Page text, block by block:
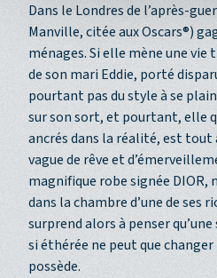
Dans le Londres de l’après-
Manville, citée aux Oscars®)
ménages. Si elle mène une
de son mari Eddie, porté
pourtant pas du style à se
sur son sort, et pourtant, elle
ancrés dans la réalité, est tout
vague de rêve et
magnifique robe signée
dans la chambre d’une de ses
surprend alors à penser
si éthérée ne peut que
possède.